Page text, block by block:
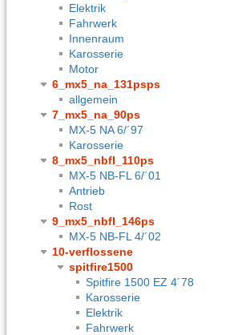
Elektrik
Fahrwerk
Innenraum
Karosserie
Motor
6_mx5_na_131psps
allgemein
7_mx5_na_90ps
MX-5 NA 6/´97
Karosserie
8_mx5_nbfl_110ps
MX-5 NB-FL 6/´01
Antrieb
Rost
9_mx5_nbfl_146ps
MX-5 NB-FL 4/´02
10-verflossene
spitfire1500
Spitfire 1500 EZ 4´78
Karosserie
Elektrik
Fahrwerk